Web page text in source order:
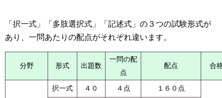
「択一式」「多肢選択式」「記述式」の３つの試験形式が
あり、一問あたりの配点がそれぞれ違います。
分野 形式 出題数
一問の配
点
配点 合
択一式 ４０ ４点 １６０点